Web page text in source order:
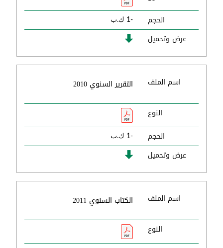
الحجم
-1 ك.ب
عرض وتحميل
اسم الملف التقرير السنوي 2010
النوع
الحجم
-1 ك.ب
عرض وتحميل
اسم الملف الكتاب السنوي 2011
النوع